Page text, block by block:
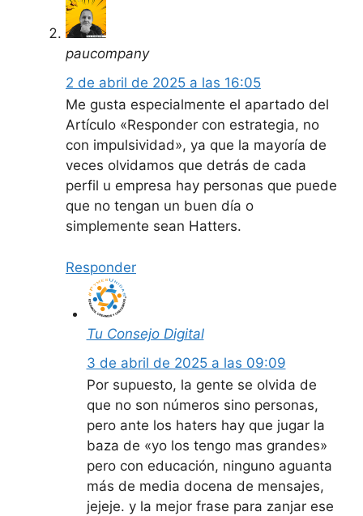
paucompany
2 de abril de 2025 a las 16:05
Me gusta especialmente el apartado del
Artículo «Responder con estrategia, no
con impulsividad», ya que la mayoría de
veces olvidamos que detrás de cada
perfil u empresa hay personas que puede
que no tengan un buen día o
simplemente sean Hatters.
Responder
Tu Consejo Digital
3 de abril de 2025 a las 09:09
Por supuesto, la gente se olvida de
que no son números sino personas,
pero ante los haters hay que jugar la
baza de «yo los tengo mas grandes»
pero con educación, ninguno aguanta
más de media docena de mensajes,
jejeje. y la mejor frase para zanjar ese